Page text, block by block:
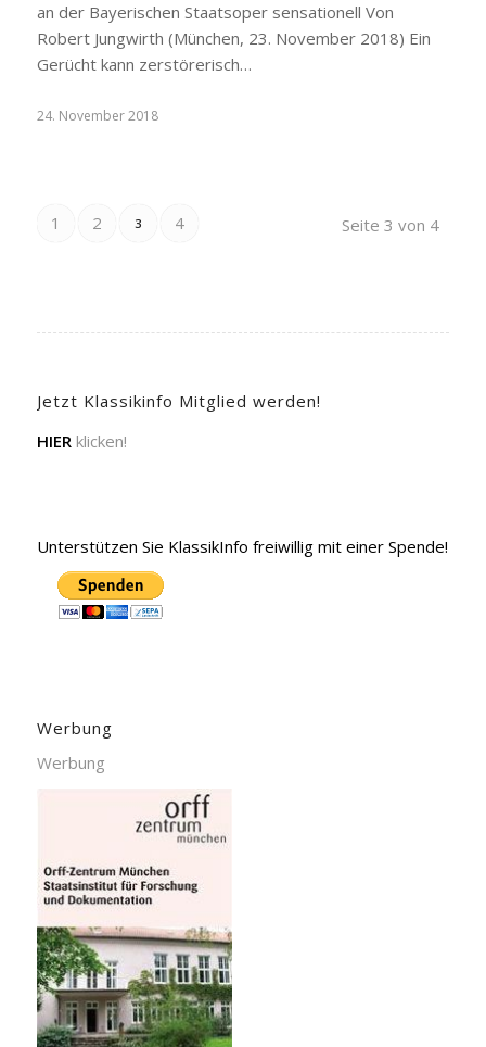
an der Bayerischen Staatsoper sensationell Von
Robert Jungwirth (München, 23. November 2018) Ein
Gerücht kann zerstörerisch…
24. November 2018
Seite 3 von 4
1 2 3 4
Jetzt Klassikinfo Mitglied werden!
HIER klicken!
Unterstützen Sie KlassikInfo freiwillig mit einer Spende!
Werbung
Werbung